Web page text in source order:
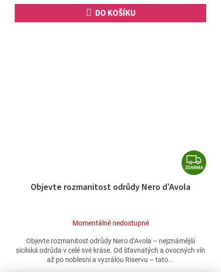
DO KOŠÍKU
Z
D
ZDARMA
Objevte rozmanitost odrůdy Nero d’Avola
Momentálně nedostupné
Objevte rozmanitost odrůdy Nero d’Avola – nejznámější
sicilská odrůda v celé své kráse. Od šťavnatých a ovocných vín
až po noblesní a vyzrálou Riservu – tato...